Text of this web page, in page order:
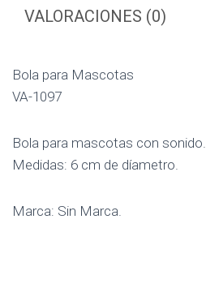
VALORACIONES (0)
Bola para Mascotas
VA-1097
Bola para mascotas con sonido.
Medidas: 6 cm de díametro.
Marca: Sin Marca.